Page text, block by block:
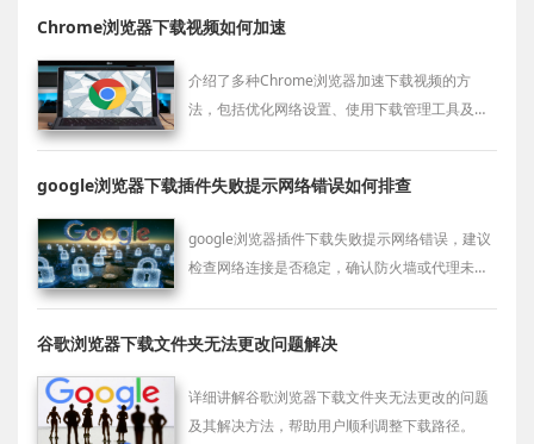
Chrome浏览器下载视频如何加速
介绍了多种Chrome浏览器加速下载视频的方
法，包括优化网络设置、使用下载管理工具及调
google浏览器下载插件失败提示网络错误如何排查
google浏览器插件下载失败提示网络错误，建议
检查网络连接是否稳定，确认防火墙或代理未阻
谷歌浏览器下载文件夹无法更改问题解决
详细讲解谷歌浏览器下载文件夹无法更改的问题
及其解决方法，帮助用户顺利调整下载路径。